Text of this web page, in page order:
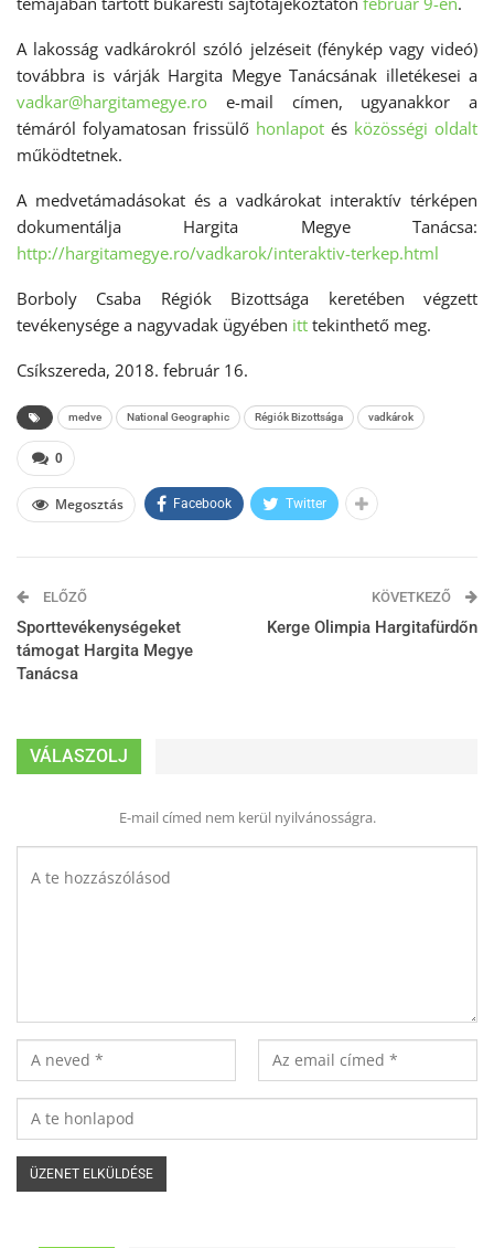
A lakosság vadkárokról szóló jelzéseit (fénykép vagy videó)
továbbra is várják Hargita Megye Tanácsának illetékesei a
vadkar@hargitamegye.ro e-mail címen, ugyanakkor a
témáról folyamatosan frissülő honlapot és közösségi oldalt
működtetnek.
A medvetámadásokat és a vadkárokat interaktív térképen
dokumentálja Hargita Megye Tanácsa:
http://hargitamegye.ro/vadkarok/interaktiv-terkep.html
Borboly Csaba Régiók Bizottsága keretében végzett
tevékenysége a nagyvadak ügyében itt tekinthető meg.
Csíkszereda, 2018. február 16.
medve National Geographic Régiók Bizottsága vadkárok
0
Megosztás Facebook Twitter
ELŐZŐ
Sporttevékenységeket
támogat Hargita Megye
Tanácsa
KÖVETKEZŐ
Kerge Olimpia Hargitafürdőn
VÁLASZOLJ
E-mail címed nem kerül nyilvánosságra.